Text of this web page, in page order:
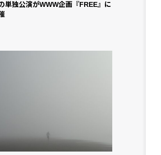
単独公演がWWW企画『FREE』に